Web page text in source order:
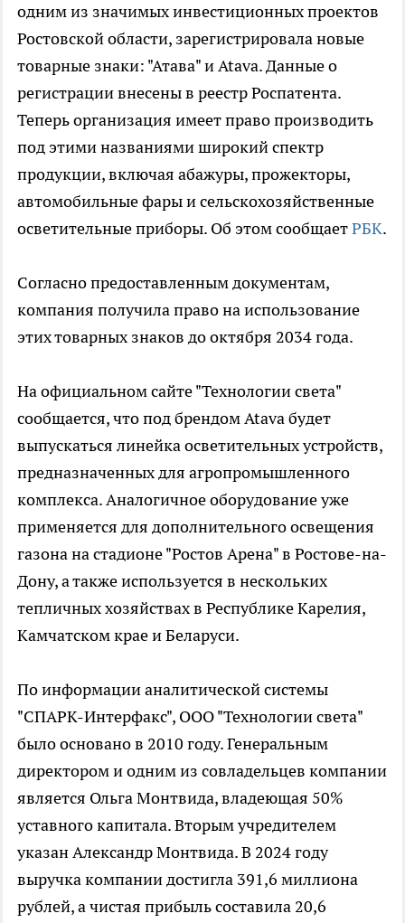
одним из значимых инвестиционных проектов
Ростовской области, зарегистрировала новые
товарные знаки: "Атава" и Atava. Данные о
регистрации внесены в реестр Роспатента.
Теперь организация имеет право производить
под этими названиями широкий спектр
продукции, включая абажуры, прожекторы,
автомобильные фары и сельскохозяйственные
осветительные приборы. Об этом сообщаетРБК.
Согласно предоставленным документам,
компания получила право на использование
этих товарных знаков до октября 2034 года.
На официальном сайте "Технологии света"
сообщается, что под брендом Atava будет
выпускаться линейка осветительных устройств,
предназначенных для агропромышленного
комплекса. Аналогичное оборудование уже
применяется для дополнительного освещения
газона на стадионе "Ростов Арена" в Ростове-на-
Дону, а также используется в нескольких
тепличных хозяйствах в Республике Карелия,
Камчатском крае и Беларуси.
По информации аналитической системы
"СПАРК-Интерфакс", ООО "Технологии света"
было основано в 2010 году. Генеральным
директором и одним из совладельцев компании
является Ольга Монтвида, владеющая 50%
уставного капитала. Вторым учредителем
указан Александр Монтвида. В 2024 году
выручка компании достигла 391,6 миллиона
рублей, а чистая прибыль составила 20,6